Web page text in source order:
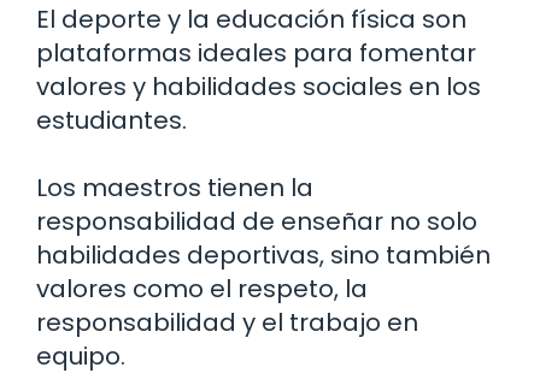
El deporte y la educación física son
plataformas ideales para fomentar
valores y habilidades sociales en los
estudiantes.
Los maestros tienen la
responsabilidad de enseñar no solo
habilidades deportivas, sino también
valores como el respeto, la
responsabilidad y el trabajo en
equipo.